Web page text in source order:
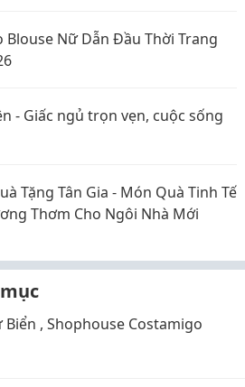
Blouse Nữ Dẫn Đầu Thời Trang
- Giấc ngủ trọn vẹn, cuộc sống
Tặng Tân Gia - Món Quà Tinh Tế
Thơm Cho Ngôi Nhà Mới
Biển , Shophouse Costamigo